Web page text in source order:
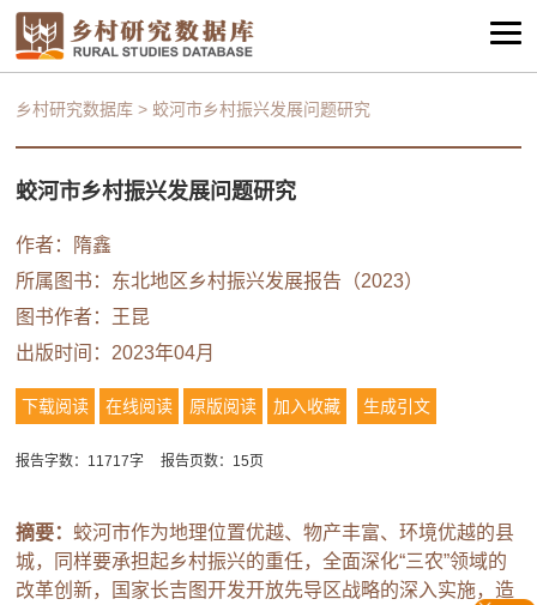
乡村研究数据库 > 蛟河市乡村振兴发展问题研究
蛟河市乡村振兴发展问题研究
作者：
隋鑫
所属图书： 东北地区乡村振兴发展报告（2023）
图书作者： 王昆
出版时间：2023年04月
下载阅读 在线阅读 原版阅读 加入收藏 生成引文
报告字数：11717字 报告页数：15页
摘要： 蛟河市作为地理位置优越、物产丰富、环境优越的县
城，同样要承担起乡村振兴的重任，全面深化“三农”领域的
改革创新，国家长吉图开发开放先导区战略的深入实施，造